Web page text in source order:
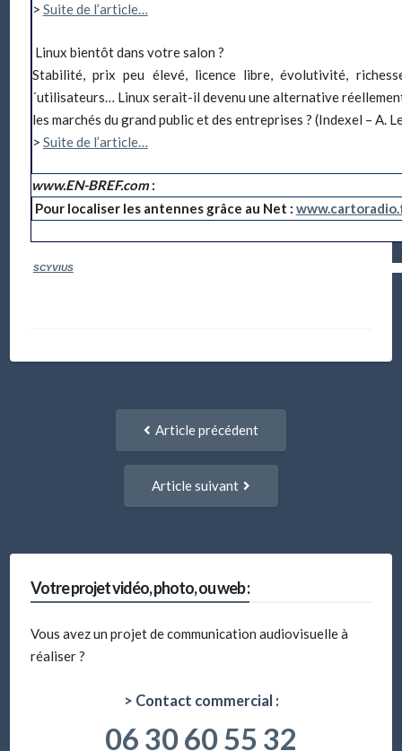
> Suite de l’article…
Linux bientôt dans votre salon ?
Stabilité, prix peu élevé, licence libre, évolutivité,
´utilisateurs… Linux serait-il devenu une alternative
les marchés du grand public et des entreprises ? (Indexel – A.
> Suite de l’article…
www.EN-BREF.com:
Pour localiser les antennes grâce au Net :
SCYVIUSFrance – RCS : Toulouse 434 201 448 00025 – Tél : +33 (0)5 61 49 25 93 –
NavigationArticle précédent
Article suivant
Votre projet vidéo, photo, ou web :
Vous avez un projet de communication audiovisuelle à
réaliser ?
> Contact commercial :
06 30 60 55 32